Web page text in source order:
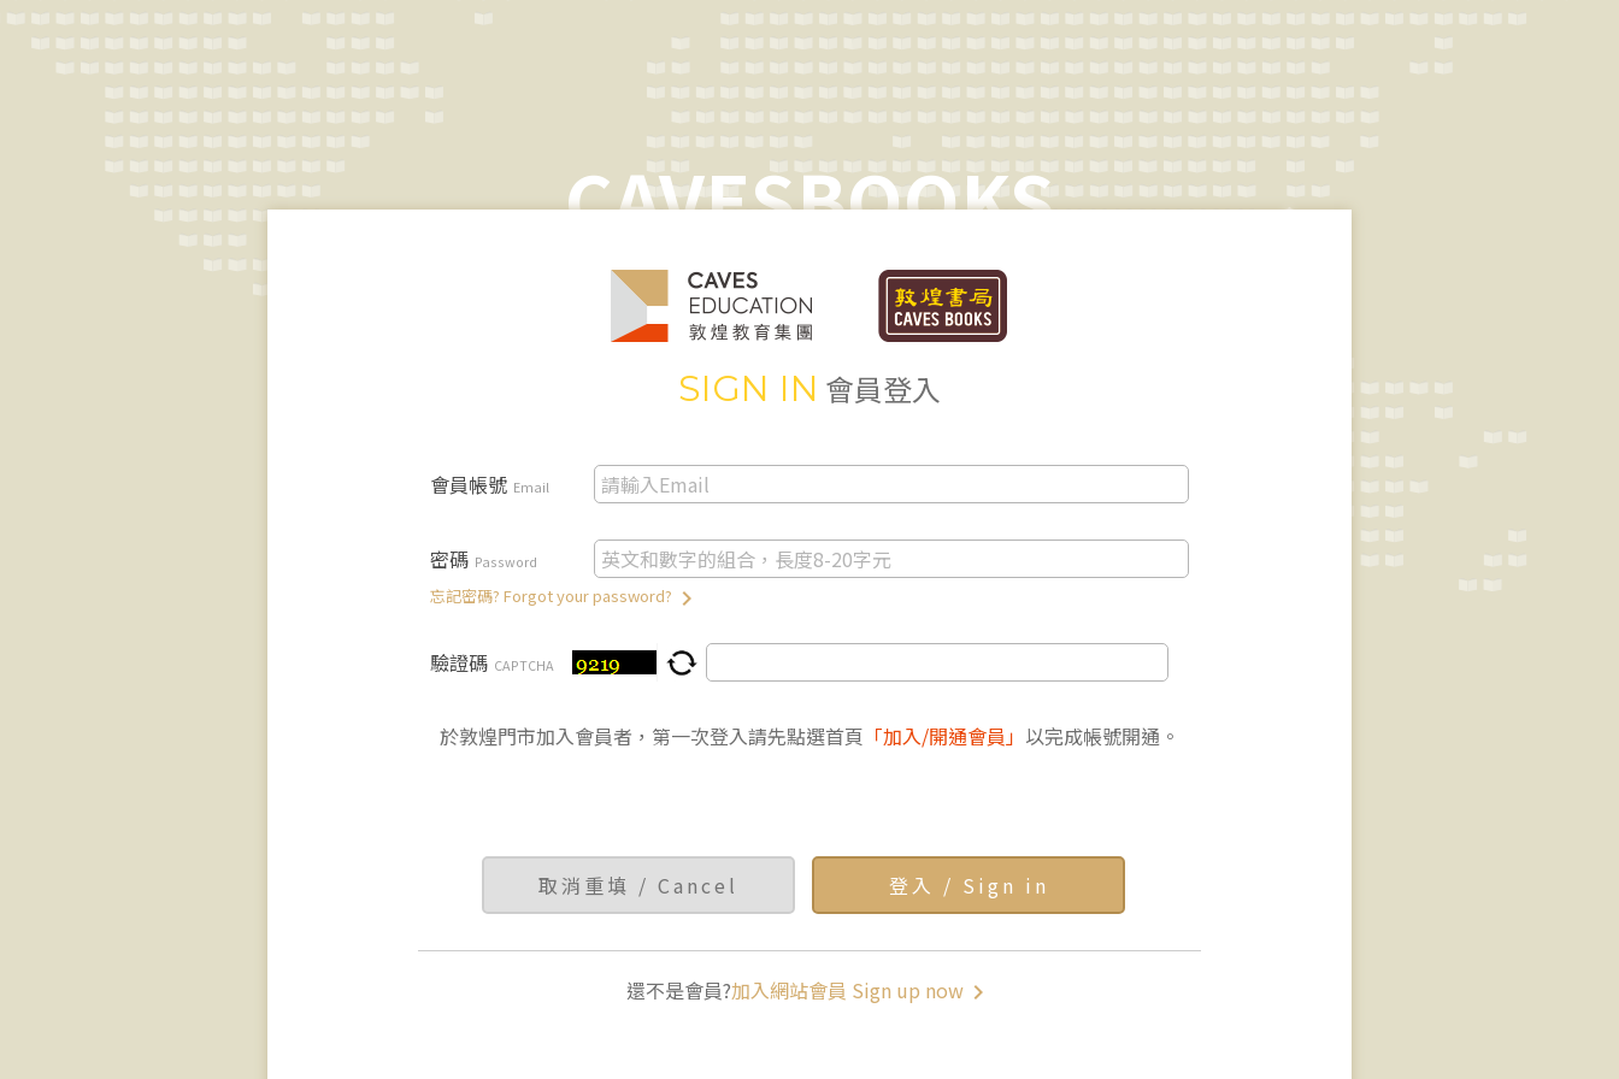
CAVESBOOKS
SIGN IN 會員登入
會員帳號 Email
密碼 Password
忘記密碼? Forgot your password? keyboard_arrow_right
驗證碼 CAPTCHA
於敦煌門市加入會員者，第一次登入請先點選首頁 「加入/開通會員」 以完成帳號開通。
還不是會員?加入網站會員 Sign up now keyboard_arrow_right